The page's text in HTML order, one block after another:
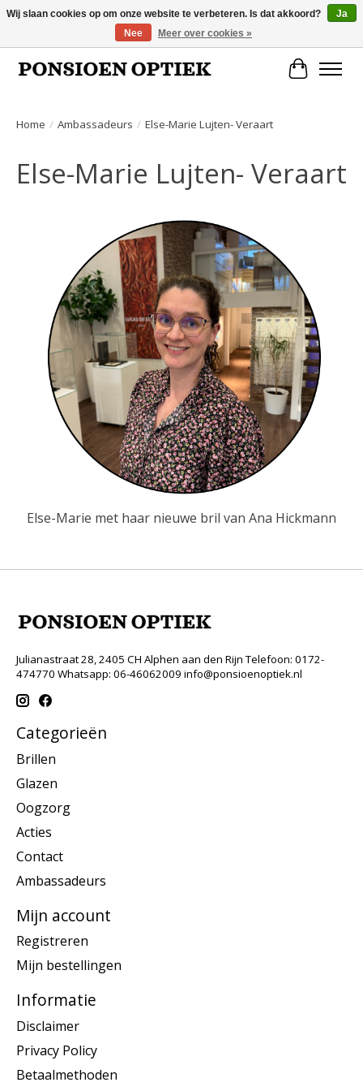
Openingstijden: dinsdag, donderdag, vrijdag, zaterdag van 10.00 t/m 17.00 uur
Home / Ambassadeurs / Else-Marie Lujten- Veraart
Else-Marie Lujten- Veraart
Else-Marie met haar nieuwe bril van Ana Hickmann
Julianastraat 28, 2405 CH Alphen aan den Rijn Telefoon: 0172-
474770 Whatsapp: 06-46062009 info@ponsioenoptiek.nl
Categorieën
Brillen
Glazen
Oogzorg
Acties
Contact
Ambassadeurs
Mijn account
Registreren
Mijn bestellingen
Informatie
Disclaimer
Privacy Policy
Betaalmethoden
Wij slaan cookies op om onze website te verbeteren. Is dat akkoord?
Ja
Nee
Meer over cookies »